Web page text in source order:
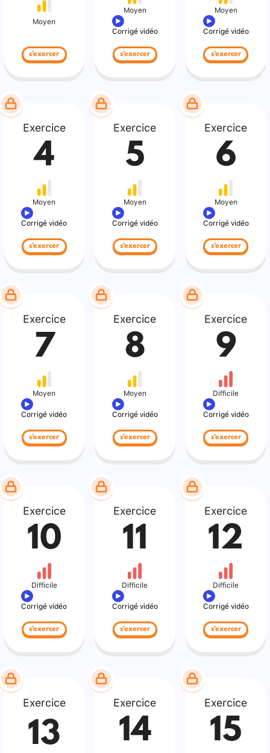
Moyen
s'exercer
Moyen
Corrigé vidéo
s'exercer
Moyen
Corrigé vidéo
s'exercer
Exercice
4
Moyen
Corrigé vidéo
s'exercer
Exercice
5
Moyen
Corrigé vidéo
s'exercer
Exercice
6
Moyen
Corrigé vidéo
s'exercer
Exercice
7
Moyen
Corrigé vidéo
s'exercer
Exercice
8
Moyen
Corrigé vidéo
s'exercer
Exercice
9
Difficile
Corrigé vidéo
s'exercer
Exercice
10
Difficile
Corrigé vidéo
s'exercer
Exercice
11
Difficile
Corrigé vidéo
s'exercer
Exercice
12
Difficile
Corrigé vidéo
s'exercer
Exercice
13
Exercice
14
Exercice
15